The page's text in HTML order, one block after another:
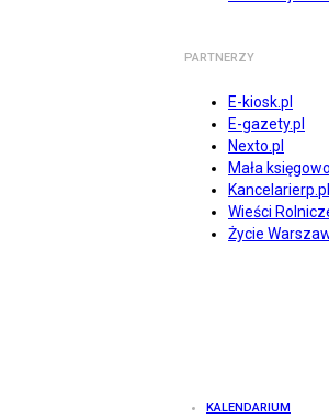
PARTNERZY
E-kiosk.pl
E-gazety.pl
Nexto.pl
Mała
Kancelarierp.pl
Wieści
Życie
KALENDARIUM